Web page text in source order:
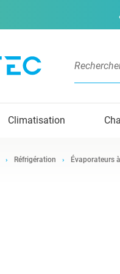
Climatisation
Réfrigération Évaporateurs